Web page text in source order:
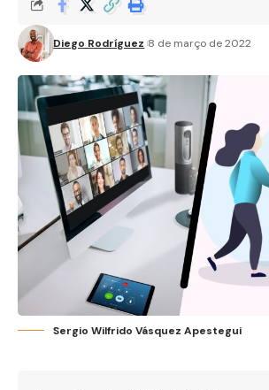
Diego Rodríguez 8 de março de 2022
Sergio Wilfrido Vásquez Apestegui